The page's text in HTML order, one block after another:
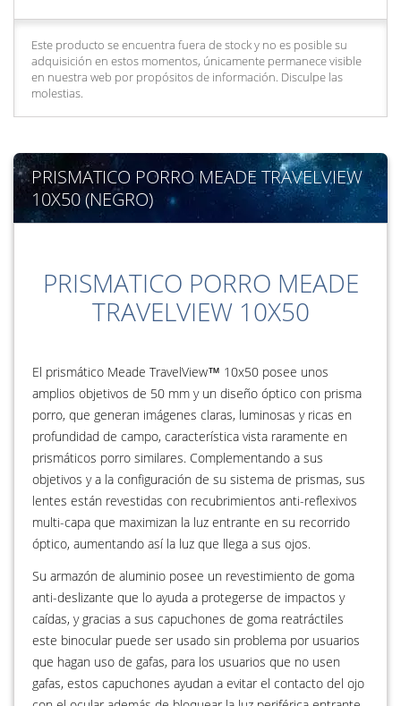
Este producto se encuentra fuera de stock y no es posible su
adquisición en estos momentos, únicamente permanece visible
en nuestra web por propósitos de información. Disculpe las
molestias.
PRISMATICO PORRO MEADE TRAVELVIEW
10X50 (NEGRO)
PRISMATICO PORRO MEADE
TRAVELVIEW 10X50
El prismático Meade TravelView™ 10x50 posee unos
amplios objetivos de 50 mm y un diseño óptico con prisma
porro, que generan imágenes claras, luminosas y ricas en
profundidad de campo, característica vista raramente en
prismáticos porro similares. Complementando a sus
objetivos y a la configuración de su sistema de prismas, sus
lentes están revestidas con recubrimientos anti-reflexivos
multi-capa que maximizan la luz entrante en su recorrido
óptico, aumentando así la luz que llega a sus ojos.
Su armazón de aluminio posee un revestimiento de goma
anti-deslizante que lo ayuda a protegerse de impactos y
caídas, y gracias a sus capuchones de goma reatráctiles
este binocular puede ser usado sin problema por usuarios
que hagan uso de gafas, para los usuarios que no usen
gafas, estos capuchones ayudan a evitar el contacto del ojo